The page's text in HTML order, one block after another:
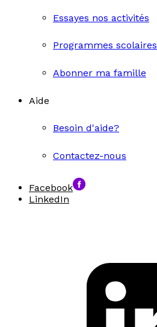
Essayes nos activités
Programmes scolaires
Abonner ma famille
Aide
Besoin d'aide?
Contactez-nous
Facebook
LinkedIn